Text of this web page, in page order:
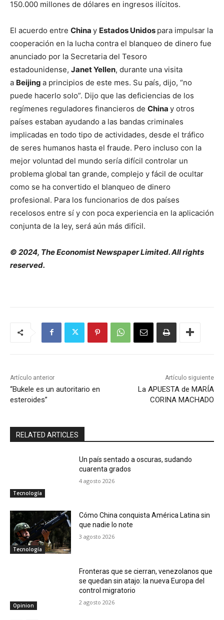
150.000 millones de dólares en ingresos ilícitos.
El acuerdo entre China y Estados Unidos para impulsar la
cooperación en la lucha contra el blanqueo de dinero fue
anunciado por la Secretaria del Tesoro
estadounidense, Janet Yellen, durante una visita
a Beijing a principios de este mes. Su país, dijo, “no
puede hacerlo solo”. Dijo que las deficiencias de los
regímenes reguladores financieros de China y otros
países estaban ayudando a las bandas criminales
implicadas en todo tipo de actividades, desde el tráfico
de seres humanos hasta el fraude. Pero incluso con la
mejor voluntad del mundo sería difícil controlar un
problema global tan grande, complejo y fácil de ocultar
como se ha convertido el blanqueo de dinero
profesional. Para los funcionarios de dos países
recelosos entre sí y con poca experiencia en la aplicación
conjunta de la ley, será aún más difícil.
© 2024, The Economist Newspaper Limited. All rights
reserved.
Artículo anterior
“Bukele es un autoritario en
esteroides”
Artículo siguiente
La APUESTA de MARÍA
CORINA MACHADO
RELATED ARTICLES
Tecnología
Un país sentado a oscuras, sudando
cuarenta grados
4 agosto 2026
Tecnología
Cómo China conquista América Latina sin
que nadie lo note
3 agosto 2026
Opinion
Fronteras que se cierran, venezolanos que
se quedan sin atajo: la nueva Europa del
control migratorio
2 agosto 2026